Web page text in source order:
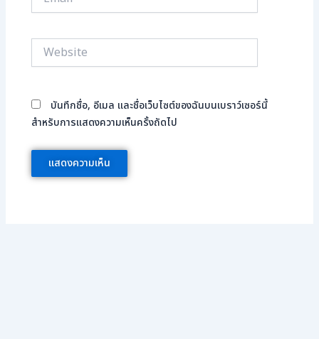
Website
บันทึกชื่อ, อีเมล และชื่อเว็บไซต์ของฉันบนเบราว์เซอร์นี้
สำหรับการแสดงความเห็นครั้งถัดไป